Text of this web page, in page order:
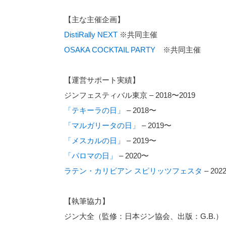
【主な主催企画】
DistiRally NEXT ※共同主催
OSAKA COCKTAIL PARTY ※共同主催
【運営サポート実績】
ジンフェスティバル東京 – 2018〜2019
「テキーラの日」
– 2018〜
「マルガリータの日」
– 2019〜
「メスカルの日」
– 2019〜
「パロマの日」
– 2020〜
ラテン・カリビアン スピリッツフェスタ –
【執筆協力】
ジン大全（監修：日本ジン協会、出版：G.B.）